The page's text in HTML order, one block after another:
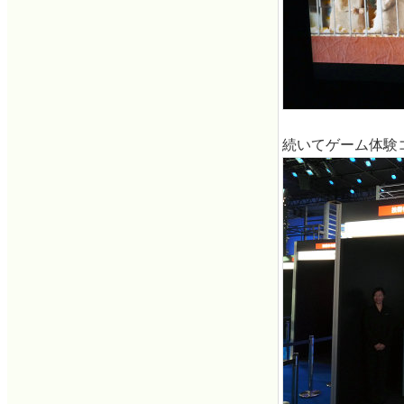
続いてゲーム体験